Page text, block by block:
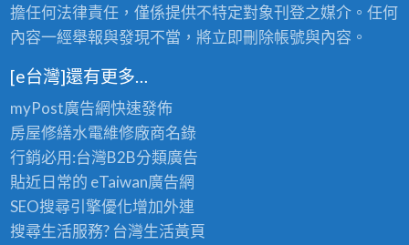
擔任何法律責任，僅係提供不特定對象刊登之媒介。任何
內容一經舉報與發現不當，將立即刪除帳號與內容。
[e台灣]還有更多…
myPost廣告網快速發佈
房屋修繕水電維修廠商名錄
行銷必用:台灣B2B分類廣告
貼近日常的 eTaiwan廣告網
SEO搜尋引擎優化增加外連
搜尋生活服務? 台灣生活黃頁